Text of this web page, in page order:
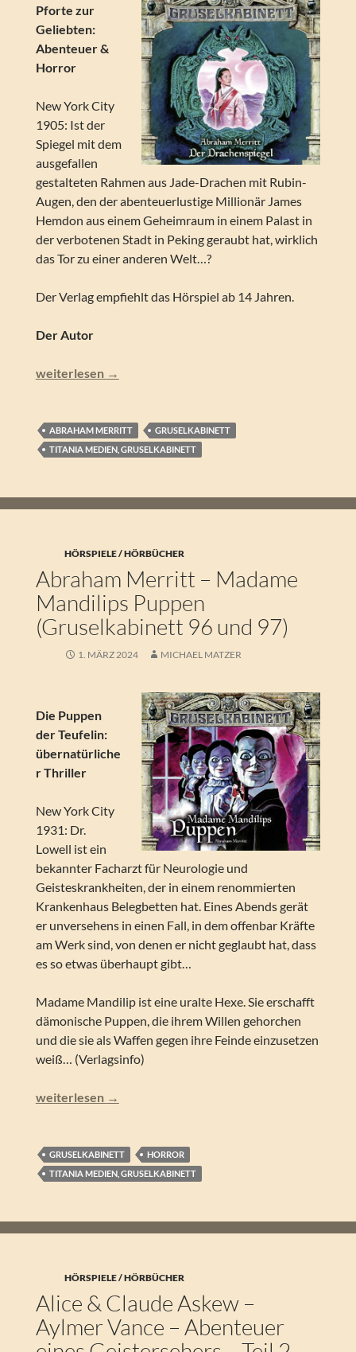
Pforte zur
Geliebten:
Abenteuer &
Horror
New York City
1905: Ist der
Spiegel mit dem
ausgefallen
gestalteten Rahmen aus Jade-Drachen mit Rubin-
Augen, den der abenteuerlustige Millionär James
Hemdon aus einem Geheimraum in einem Palast in
der verbotenen Stadt in Peking geraubt hat, wirklich
das Tor zu einer anderen Welt…?
Der Verlag empfiehlt das Hörspiel ab 14 Jahren.
Der Autor
Abraham Merritt – Der Drachenspiegel (Gruselkabinett
weiterlesen →
ABRAHAM MERRITT
GRUSELKABINETT
TITANIA MEDIEN, GRUSELKABINETT
HÖRSPIELE / HÖRBÜCHER
Abraham Merritt – Madame
Mandilips Puppen
(Gruselkabinett 96 und 97)
1. MÄRZ 2024 MICHAEL MATZER
Die Puppen
der Teufelin:
übernatürliche
r Thriller
New York City
1931: Dr.
Lowell ist ein
bekannter Facharzt für Neurologie und
Geisteskrankheiten, der in einem renommierten
Krankenhaus Belegbetten hat. Eines Abends gerät
er unversehens in einen Fall, in dem offenbar Kräfte
am Werk sind, von denen er nicht geglaubt hat, dass
es so etwas überhaupt gibt…
Madame Mandilip ist eine uralte Hexe. Sie erschafft
dämonische Puppen, die ihrem Willen gehorchen
und die sie als Waffen gegen ihre Feinde einzusetzen
weiß… (Verlagsinfo)
Abraham Merritt – Madame Mandilips Puppen
weiterlesen →
GRUSELKABINETT
HORROR
TITANIA MEDIEN, GRUSELKABINETT
HÖRSPIELE / HÖRBÜCHER
Alice & Claude Askew –
Aylmer Vance – Abenteuer